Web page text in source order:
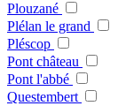
Plouzané
Plélan le grand
Pléscop
Pont château
Pont l'abbé
Questembert